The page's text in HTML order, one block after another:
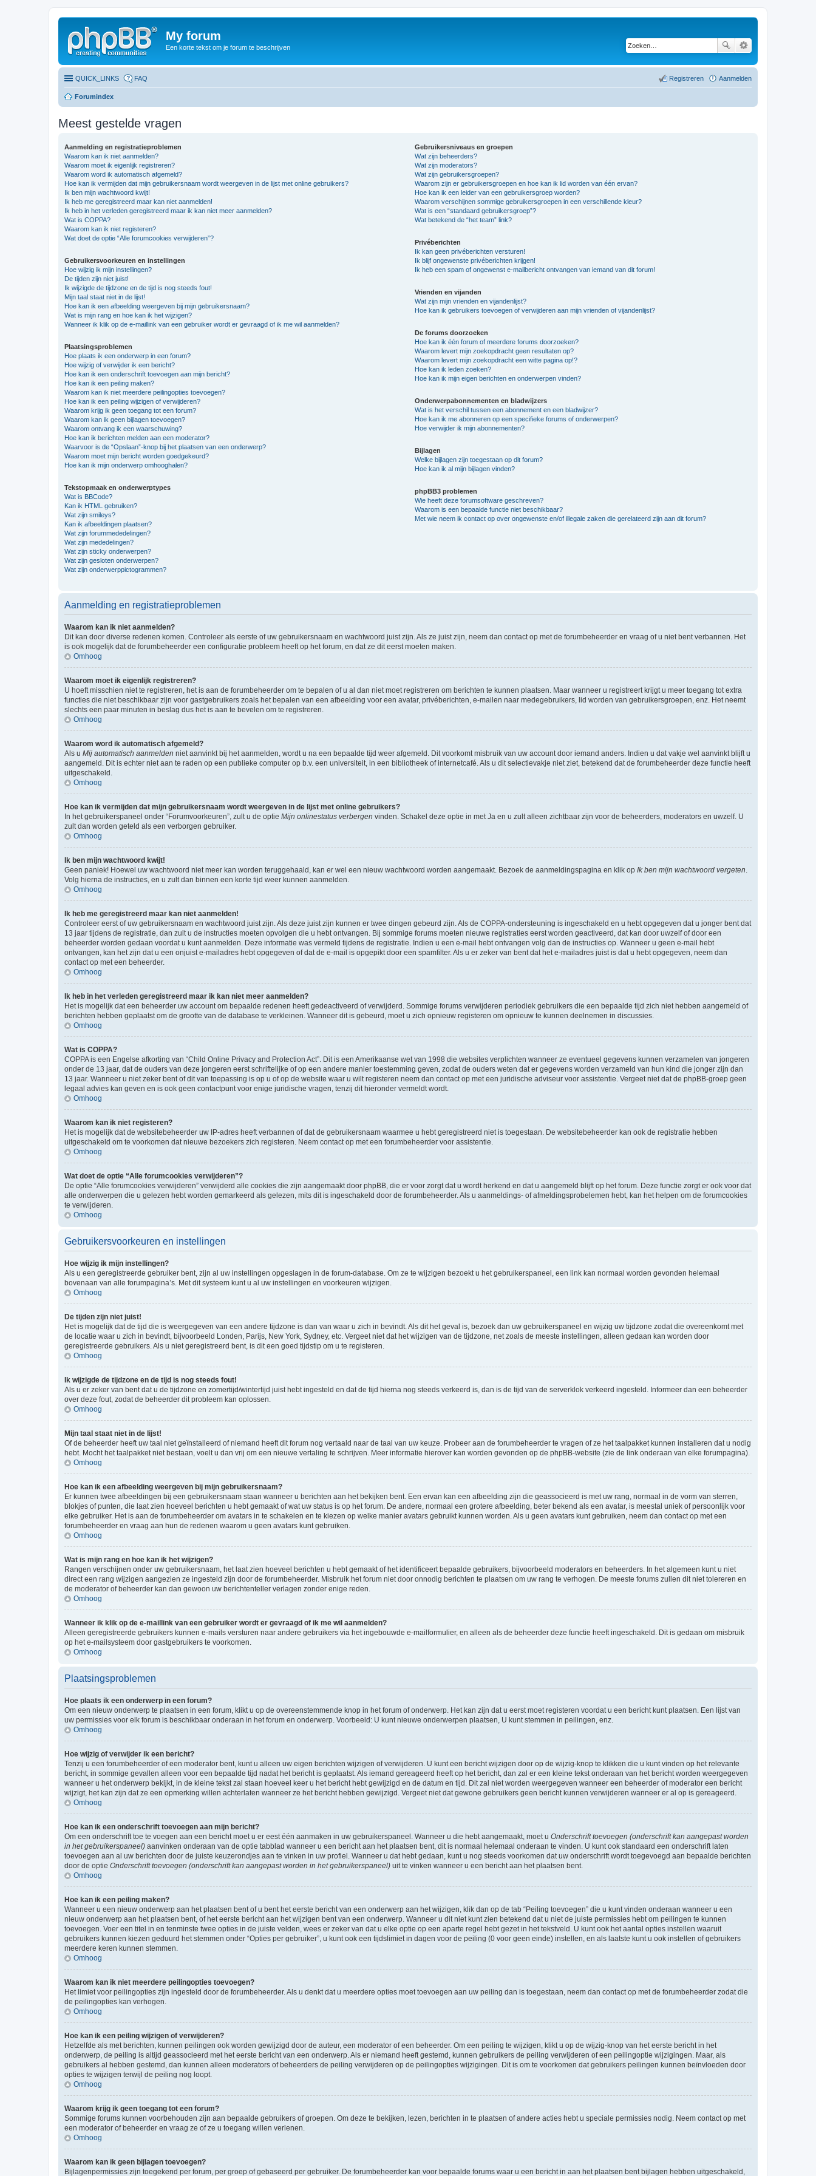
My forum
Een korte tekst om je forum te beschrijven
QUICK_LINKS FAQ Aanmelden
Registreren
Forumindex
Meest gestelde vragen
Aanmelding en registratieproblemen
Waarom kan ik niet aanmelden?
Waarom moet ik eigenlijk registreren?
Waarom word ik automatisch afgemeld?
Hoe kan ik vermijden dat mijn gebruikersnaam wordt weergeven in de lijst met online gebruikers?
Ik ben mijn wachtwoord kwijt!
Ik heb me geregistreerd maar kan niet aanmelden!
Ik heb in het verleden geregistreerd maar ik kan niet meer aanmelden?
Wat is COPPA?
Waarom kan ik niet registeren?
Wat doet de optie “Alle forumcookies verwijderen”?
Gebruikersvoorkeuren en instellingen
Hoe wijzig ik mijn instellingen?
De tijden zijn niet juist!
Ik wijzigde de tijdzone en de tijd is nog steeds fout!
Mijn taal staat niet in de lijst!
Hoe kan ik een afbeelding weergeven bij mijn gebruikersnaam?
Wat is mijn rang en hoe kan ik het wijzigen?
Wanneer ik klik op de e-maillink van een gebruiker wordt er gevraagd of ik me wil aanmelden?
Plaatsingsproblemen
Hoe plaats ik een onderwerp in een forum?
Hoe wijzig of verwijder ik een bericht?
Hoe kan ik een onderschrift toevoegen aan mijn bericht?
Hoe kan ik een peiling maken?
Waarom kan ik niet meerdere peilingopties toevoegen?
Hoe kan ik een peiling wijzigen of verwijderen?
Waarom krijg ik geen toegang tot een forum?
Waarom kan ik geen bijlagen toevoegen?
Waarom ontvang ik een waarschuwing?
Hoe kan ik berichten melden aan een moderator?
Waarvoor is de “Opslaan”-knop bij het plaatsen van een onderwerp?
Waarom moet mijn bericht worden goedgekeurd?
Hoe kan ik mijn onderwerp omhooghalen?
Tekstopmaak en onderwerptypes
Wat is BBCode?
Kan ik HTML gebruiken?
Wat zijn smileys?
Kan ik afbeeldingen plaatsen?
Wat zijn forummededelingen?
Wat zijn mededelingen?
Wat zijn sticky onderwerpen?
Wat zijn gesloten onderwerpen?
Wat zijn onderwerppictogrammen?
Gebruikersniveaus en groepen
Wat zijn beheerders?
Wat zijn moderators?
Wat zijn gebruikersgroepen?
Waarom zijn er gebruikersgroepen en hoe kan ik lid worden van één ervan?
Hoe kan ik een leider van een gebruikersgroep worden?
Waarom verschijnen sommige gebruikersgroepen in een verschillende kleur?
Wat is een “standaard gebruikersgroep”?
Wat betekend de “het team” link?
Privéberichten
Ik kan geen privéberichten versturen!
Ik blijf ongewenste privéberichten krijgen!
Ik heb een spam of ongewenst e-mailbericht ontvangen van iemand van dit forum!
Vrienden en vijanden
Wat zijn mijn vrienden en vijandenlijst?
Hoe kan ik gebruikers toevoegen of verwijderen aan mijn vrienden of vijandenlijst?
De forums doorzoeken
Hoe kan ik één forum of meerdere forums doorzoeken?
Waarom levert mijn zoekopdracht geen resultaten op?
Waarom levert mijn zoekopdracht een witte pagina op!?
Hoe kan ik leden zoeken?
Hoe kan ik mijn eigen berichten en onderwerpen vinden?
Onderwerpabonnementen en bladwijzers
Wat is het verschil tussen een abonnement en een bladwijzer?
Hoe kan ik me abonneren op een specifieke forums of onderwerpen?
Hoe verwijder ik mijn abonnementen?
Bijlagen
Welke bijlagen zijn toegestaan op dit forum?
Hoe kan ik al mijn bijlagen vinden?
phpBB3 problemen
Wie heeft deze forumsoftware geschreven?
Waarom is een bepaalde functie niet beschikbaar?
Met wie neem ik contact op over ongewenste en/of illegale zaken die gerelateerd zijn aan dit forum?
Aanmelding en registratieproblemen
Waarom kan ik niet aanmelden?
Dit kan door diverse redenen komen. Controleer als eerste of uw gebruikersnaam en wachtwoord juist zijn. Als ze juist zijn, neem dan contact op met de forumbeheerder en vraag of u niet bent verbannen. Het
is ook mogelijk dat de forumbeheerder een configuratie probleem heeft op het forum, en dat ze dit eerst moeten maken.
Omhoog
Waarom moet ik eigenlijk registreren?
U hoeft misschien niet te registreren, het is aan de forumbeheerder om te bepalen of u al dan niet moet registreren om berichten te kunnen plaatsen. Maar wanneer u registreert krijgt u meer toegang tot extra
functies die niet beschikbaar zijn voor gastgebruikers zoals het bepalen van een afbeelding voor een avatar, privéberichten, e-mailen naar medegebruikers, lid worden van gebruikersgroepen, enz. Het neemt
slechts een paar minuten in beslag dus het is aan te bevelen om te registreren.
Omhoog
Waarom word ik automatisch afgemeld?
Als u Mij automatisch aanmelden niet aanvinkt bij het aanmelden, wordt u na een bepaalde tijd weer afgemeld. Dit voorkomt misbruik van uw account door iemand anders. Indien u dat vakje wel aanvinkt blijft u
aangemeld. Dit is echter niet aan te raden op een publieke computer op b.v. een universiteit, in een bibliotheek of internetcafé. Als u dit selectievakje niet ziet, betekend dat de forumbeheerder deze functie heeft
uitgeschakeld.
Omhoog
Hoe kan ik vermijden dat mijn gebruikersnaam wordt weergeven in de lijst met online gebruikers?
In het gebruikerspaneel onder “Forumvoorkeuren”, zult u de optie Mijn onlinestatus verbergen vinden. Schakel deze optie in met Ja en u zult alleen zichtbaar zijn voor de beheerders, moderators en uwzelf. U
zult dan worden geteld als een verborgen gebruiker.
Omhoog
Ik ben mijn wachtwoord kwijt!
Geen paniek! Hoewel uw wachtwoord niet meer kan worden teruggehaald, kan er wel een nieuw wachtwoord worden aangemaakt. Bezoek de aanmeldingspagina en klik op Ik ben mijn wachtwoord vergeten
Volg hierna de instructies, en u zult dan binnen een korte tijd weer kunnen aanmelden.
Omhoog
Ik heb me geregistreerd maar kan niet aanmelden!
Controleer eerst of uw gebruikersnaam en wachtwoord juist zijn. Als deze juist zijn kunnen er twee dingen gebeurd zijn. Als de COPPA-ondersteuning is ingeschakeld en u hebt opgegeven dat u jonger bent dat
13 jaar tijdens de registratie, dan zult u de instructies moeten opvolgen die u hebt ontvangen. Bij sommige forums moeten nieuwe registraties eerst worden geactiveerd, dat kan door uwzelf of door een
beheerder worden gedaan voordat u kunt aanmelden. Deze informatie was vermeld tijdens de registratie. Indien u een e-mail hebt ontvangen volg dan de instructies op. Wanneer u geen e-mail hebt
ontvangen, kan het zijn dat u een onjuist e-mailadres hebt opgegeven of dat de e-mail is opgepikt door een spamfilter. Als u er zeker van bent dat het e-mailadres juist is dat u hebt opgegeven, neem dan
contact op met een beheerder.
Omhoog
Ik heb in het verleden geregistreerd maar ik kan niet meer aanmelden?
Het is mogelijk dat een beheerder uw account om bepaalde redenen heeft gedeactiveerd of verwijderd. Sommige forums verwijderen periodiek gebruikers die een bepaalde tijd zich niet hebben aangemeld of
berichten hebben geplaatst om de grootte van de database te verkleinen. Wanneer dit is gebeurd, moet u zich opnieuw registeren om opnieuw te kunnen deelnemen in discussies.
Omhoog
Wat is COPPA?
COPPA is een Engelse afkorting van “Child Online Privacy and Protection Act”. Dit is een Amerikaanse wet van 1998 die websites verplichten wanneer ze eventueel gegevens kunnen verzamelen van jongeren
onder de 13 jaar, dat de ouders van deze jongeren eerst schriftelijke of op een andere manier toestemming geven, zodat de ouders weten dat er gegevens worden verzameld van hun kind die jonger zijn dan
13 jaar. Wanneer u niet zeker bent of dit van toepassing is op u of op de website waar u wilt registeren neem dan contact op met een juridische adviseur voor assistentie. Vergeet niet dat de phpBB-groep geen
legaal advies kan geven en is ook geen contactpunt voor enige juridische vragen, tenzij dit hieronder vermeldt wordt.
Omhoog
Waarom kan ik niet registeren?
Het is mogelijk dat de websitebeheerder uw IP-adres heeft verbannen of dat de gebruikersnaam waarmee u hebt geregistreerd niet is toegestaan. De websitebeheerder kan ook de registratie hebben
uitgeschakeld om te voorkomen dat nieuwe bezoekers zich registeren. Neem contact op met een forumbeheerder voor assistentie.
Omhoog
Wat doet de optie “Alle forumcookies verwijderen”?
De optie “Alle forumcookies verwijderen” verwijderd alle cookies die zijn aangemaakt door phpBB, die er voor zorgt dat u wordt herkend en dat u aangemeld blijft op het forum. Deze functie zorgt er ook voor dat
alle onderwerpen die u gelezen hebt worden gemarkeerd als gelezen, mits dit is ingeschakeld door de forumbeheerder. Als u aanmeldings- of afmeldingsprobelemen hebt, kan het helpen om de forumcookies
te verwijderen.
Omhoog
Gebruikersvoorkeuren en instellingen
Hoe wijzig ik mijn instellingen?
Als u een geregistreerde gebruiker bent, zijn al uw instellingen opgeslagen in de forum-database. Om ze te wijzigen bezoekt u het gebruikerspaneel, een link kan normaal worden gevonden helemaal
bovenaan van alle forumpagina’s. Met dit systeem kunt u al uw instellingen en voorkeuren wijzigen.
Omhoog
De tijden zijn niet juist!
Het is mogelijk dat de tijd die is weergegeven van een andere tijdzone is dan van waar u zich in bevindt. Als dit het geval is, bezoek dan uw gebruikerspaneel en wijzig uw tijdzone zodat die overeenkomt met
de locatie waar u zich in bevindt, bijvoorbeeld Londen, Parijs, New York, Sydney, etc. Vergeet niet dat het wijzigen van de tijdzone, net zoals de meeste instellingen, alleen gedaan kan worden door
geregistreerde gebruikers. Als u niet geregistreerd bent, is dit een goed tijdstip om u te registeren.
Omhoog
Ik wijzigde de tijdzone en de tijd is nog steeds fout!
Als u er zeker van bent dat u de tijdzone en zomertijd/wintertijd juist hebt ingesteld en dat de tijd hierna nog steeds verkeerd is, dan is de tijd van de serverklok verkeerd ingesteld. Informeer dan een beheerder
over deze fout, zodat de beheerder dit probleem kan oplossen.
Omhoog
Mijn taal staat niet in de lijst!
Of de beheerder heeft uw taal niet geïnstalleerd of niemand heeft dit forum nog vertaald naar de taal van uw keuze. Probeer aan de forumbeheerder te vragen of ze het taalpakket kunnen installeren dat u nodig
hebt. Mocht het taalpakket niet bestaan, voelt u dan vrij om een nieuwe vertaling te schrijven. Meer informatie hierover kan worden gevonden op de phpBB-website (zie de link onderaan van elke forumpagina).
Omhoog
Hoe kan ik een afbeelding weergeven bij mijn gebruikersnaam?
Er kunnen twee afbeeldingen bij een gebruikersnaam staan wanneer u berichten aan het bekijken bent. Een ervan kan een afbeelding zijn die geassocieerd is met uw rang, normaal in de vorm van sterren,
blokjes of punten, die laat zien hoeveel berichten u hebt gemaakt of wat uw status is op het forum. De andere, normaal een grotere afbeelding, beter bekend als een avatar, is meestal uniek of persoonlijk voor
elke gebruiker. Het is aan de forumbeheerder om avatars in te schakelen en te kiezen op welke manier avatars gebruikt kunnen worden. Als u geen avatars kunt gebruiken, neem dan contact op met een
forumbeheerder en vraag aan hun de redenen waarom u geen avatars kunt gebruiken.
Omhoog
Wat is mijn rang en hoe kan ik het wijzigen?
Rangen verschijnen onder uw gebruikersnaam, het laat zien hoeveel berichten u hebt gemaakt of het identificeert bepaalde gebruikers, bijvoorbeeld moderators en beheerders. In het algemeen kunt u niet
direct een rang wijzigen aangezien ze ingesteld zijn door de forumbeheerder. Misbruik het forum niet door onnodig berichten te plaatsen om uw rang te verhogen. De meeste forums zullen dit niet tolereren en
de moderator of beheerder kan dan gewoon uw berichtenteller verlagen zonder enige reden.
Omhoog
Wanneer ik klik op de e-maillink van een gebruiker wordt er gevraagd of ik me wil aanmelden?
Alleen geregistreerde gebruikers kunnen e-mails versturen naar andere gebruikers via het ingebouwde e-mailformulier, en alleen als de beheerder deze functie heeft ingeschakeld. Dit is gedaan om misbruik
op het e-mailsysteem door gastgebruikers te voorkomen.
Omhoog
Plaatsingsproblemen
Hoe plaats ik een onderwerp in een forum?
Om een nieuw onderwerp te plaatsen in een forum, klikt u op de overeenstemmende knop in het forum of onderwerp. Het kan zijn dat u eerst moet registeren voordat u een bericht kunt plaatsen. Een lijst van
uw permissies voor elk forum is beschikbaar onderaan in het forum en onderwerp. Voorbeeld: U kunt nieuwe onderwerpen plaatsen, U kunt stemmen in peilingen, enz.
Omhoog
Hoe wijzig of verwijder ik een bericht?
Tenzij u een forumbeheerder of een moderator bent, kunt u alleen uw eigen berichten wijzigen of verwijderen. U kunt een bericht wijzigen door op de wijzig-knop te klikken die u kunt vinden op het relevante
bericht, in sommige gevallen alleen voor een bepaalde tijd nadat het bericht is geplaatst. Als iemand gereageerd heeft op het bericht, dan zal er een kleine tekst onderaan van het bericht worden weergegeven
wanneer u het onderwerp bekijkt, in de kleine tekst zal staan hoeveel keer u het bericht hebt gewijzigd en de datum en tijd. Dit zal niet worden weergegeven wanneer een beheerder of moderator een bericht
wijzigt, het kan zijn dat ze een opmerking willen achterlaten wanneer ze het bericht hebben gewijzigd. Vergeet niet dat gewone gebruikers geen bericht kunnen verwijderen wanneer er al op is gereageerd.
Omhoog
Hoe kan ik een onderschrift toevoegen aan mijn bericht?
Om een onderschrift toe te voegen aan een bericht moet u er eest één aanmaken in uw gebruikerspaneel. Wanneer u die hebt aangemaakt, moet u Onderschrift toevoegen (onderschrift kan aangepast worden
in het gebruikerspaneel) aanvinken onderaan van de optie tabblad wanneer u een bericht aan het plaatsen bent, dit is normaal helemaal onderaan te vinden. U kunt ook standaard een onderschrift laten
toevoegen aan al uw berichten door de juiste keuzerondjes aan te vinken in uw profiel. Wanneer u dat hebt gedaan, kunt u nog steeds voorkomen dat uw onderschrift wordt toegevoegd aan bepaalde berichten
door de optie Onderschrift toevoegen (onderschrift kan aangepast worden in het gebruikerspaneel) uit te vinken wanneer u een bericht aan het plaatsen bent.
Omhoog
Hoe kan ik een peiling maken?
Wanneer u een nieuw onderwerp aan het plaatsen bent of u bent het eerste bericht van een onderwerp aan het wijzigen, klik dan op de tab “Peiling toevoegen” die u kunt vinden onderaan wanneer u een
nieuw onderwerp aan het plaatsen bent, of het eerste bericht aan het wijzigen bent van een onderwerp. Wanneer u dit niet kunt zien betekend dat u niet de juiste permissies hebt om peilingen te kunnen
toevoegen. Voer een titel in en tenminste twee opties in de juiste velden, wees er zeker van dat u elke optie op een aparte regel hebt gezet in het tekstveld. U kunt ook het aantal opties instellen waaruit
gebruikers kunnen kiezen geduurd het stemmen onder “Opties per gebruiker”, u kunt ook een tijdslimiet in dagen voor de peiling (0 voor geen einde) instellen, en als laatste kunt u ook instellen of gebruikers
meerdere keren kunnen stemmen.
Omhoog
Waarom kan ik niet meerdere peilingopties toevoegen?
Het limiet voor peilingopties zijn ingesteld door de forumbeheerder. Als u denkt dat u meerdere opties moet toevoegen aan uw peiling dan is toegestaan, neem dan contact op met de forumbeheerder zodat die
de peilingopties kan verhogen.
Omhoog
Hoe kan ik een peiling wijzigen of verwijderen?
Hetzelfde als met berichten, kunnen peilingen ook worden gewijzigd door de auteur, een moderator of een beheerder. Om een peiling te wijzigen, klikt u op de wijzig-knop van het eerste bericht in het
onderwerp, de peiling is altijd geassocieerd met het eerste bericht van een onderwerp. Als er niemand heeft gestemd, kunnen gebruikers de peiling verwijderen of een peilingoptie wijzigingen. Maar, als
gebruikers al hebben gestemd, dan kunnen alleen moderators of beheerders de peiling verwijderen op de peilingopties wijzigingen. Dit is om te voorkomen dat gebruikers peilingen kunnen beïnvloeden door
opties te wijzigen terwijl de peiling nog loopt.
Omhoog
Waarom krijg ik geen toegang tot een forum?
Sommige forums kunnen voorbehouden zijn aan bepaalde gebruikers of groepen. Om deze te bekijken, lezen, berichten in te plaatsen of andere acties hebt u speciale permissies nodig. Neem contact op met
een moderator of beheerder en vraag ze of ze u toegang willen verlenen.
Omhoog
Waarom kan ik geen bijlagen toevoegen?
Bijlagenpermissies zijn toegekend per forum, per groep of gebaseerd per gebruiker. De forumbeheerder kan voor bepaalde forums waar u een bericht in aan het plaatsen bent bijlagen hebben uitgeschakeld,